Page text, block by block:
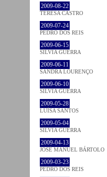
2009-08-22
TERESA CASTRO
2009-07-24
PEDRO DOS REIS
2009-06-15
SÍLVIA GUERRA
2009-06-11
SANDRA LOURENÇO
2009-06-10
SÍLVIA GUERRA
2009-05-28
LUÍSA SANTOS
2009-05-04
SÍLVIA GUERRA
2009-04-13
JOSÉ MANUEL BÁRTOLO
2009-03-23
PEDRO DOS REIS